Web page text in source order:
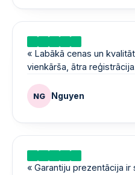
« Labākā cenas un
vienkārša, ātra
NG Nguyen
« Garantiju prezentācija ir